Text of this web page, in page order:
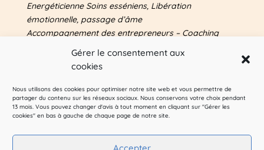
Gérer le consentement aux
cookies
Nous utilisons des cookies pour optimiser notre site web et vous permettre de
partager du contenu sur les réseaux sociaux. Nous conservons votre choix pendant
13 mois. Vous pouvez changer d'avis à tout moment en cliquant sur "Gérer les
cookies" en bas à gauche de chaque page de notre site.
Accepter
Energéticienne Soins esséniens, Libération
émotionnelle, passage d’âme
Accompagnement des entrepreneurs – Coaching
entrepreneuriat : voir A propos
Pour me suivre sur les réseaux sociaux :